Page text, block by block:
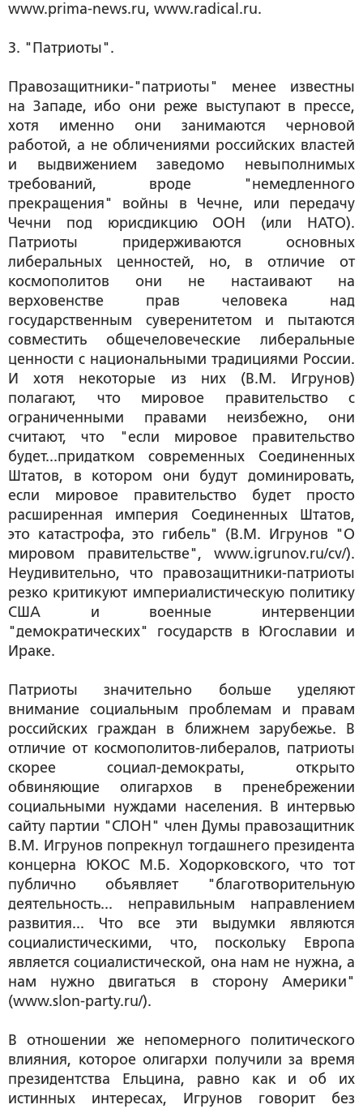
www.prima-news.ru, www.radical.ru.
3. "Патриоты".
Правозащитники-"патриоты" менее известны
на Западе, ибо они реже выступают в прессе,
хотя именно они занимаются черновой
работой, а не обличениями российских властей
и выдвижением заведомо невыполнимых
требований, вроде "немедленного
прекращения" войны в Чечне, или передачу
Чечни под юрисдикцию ООН (или НАТО).
Патриоты придерживаются основных
либеральных ценностей, но, в отличие от
космополитов они не настаивают на
верховенстве прав человека над
государственным суверенитетом и пытаются
совместить общечеловеческие либеральные
ценности с национальными традициями России.
И хотя некоторые из них (В.М. Игрунов)
полагают, что мировое правительство с
ограниченными правами неизбежно, они
считают, что "если мировое правительство
будет...придатком современных Соединенных
Штатов, в котором они будут доминировать,
если мировое правительство будет просто
расширенная империя Соединенных Штатов,
это катастрофа, это гибель" (В.М. Игрунов "О
мировом правительстве", www.igrunov.ru/cv/).
Неудивительно, что правозащитники-патриоты
резко критикуют империалистическую политику
США и военные интервенции
"демократических" государств в Югославии и
Ираке.
Патриоты значительно больше уделяют
внимание социальным проблемам и правам
российских граждан в ближнем зарубежье. В
отличие от космополитов-либералов, патриоты
скорее социал-демократы, открыто
обвиняющие олигархов в пренебрежении
социальными нуждами населения. В интервью
сайту партии "СЛОН" член Думы правозащитник
В.М. Игрунов попрекнул тогдашнего президента
концерна ЮКОС М.Б. Ходорковского, что тот
публично объявляет "благотворительную
деятельность... неправильным направлением
развития... Что все эти выдумки являются
социалистическими, что, поскольку Европа
является социалистической, она нам не нужна, а
нам нужно двигаться в сторону Америки"
(www.slon-party.ru/).
В отношении же непомерного политического
влияния, которое олигархи получили за время
президентства Ельцина, равно как и об их
истинных интересах, Игрунов говорит без